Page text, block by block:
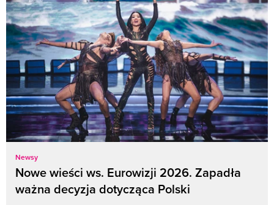
Newsy
Nowe wieści ws. Eurowizji 2026. Zapadła
ważna decyzja dotycząca Polski